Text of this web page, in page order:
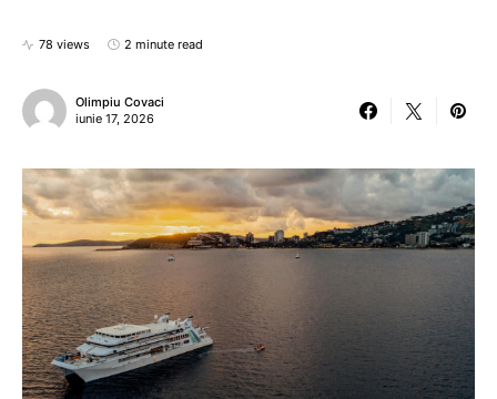
78 views 2 minute read
Olimpiu Covaci
iunie 17, 2026